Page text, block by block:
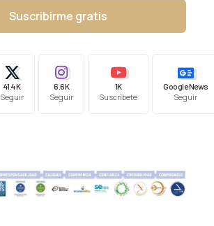
Suscribirme gratis
41.4K
Seguir
6.6K
Seguir
1K
Suscríbete
Google News
Seguir